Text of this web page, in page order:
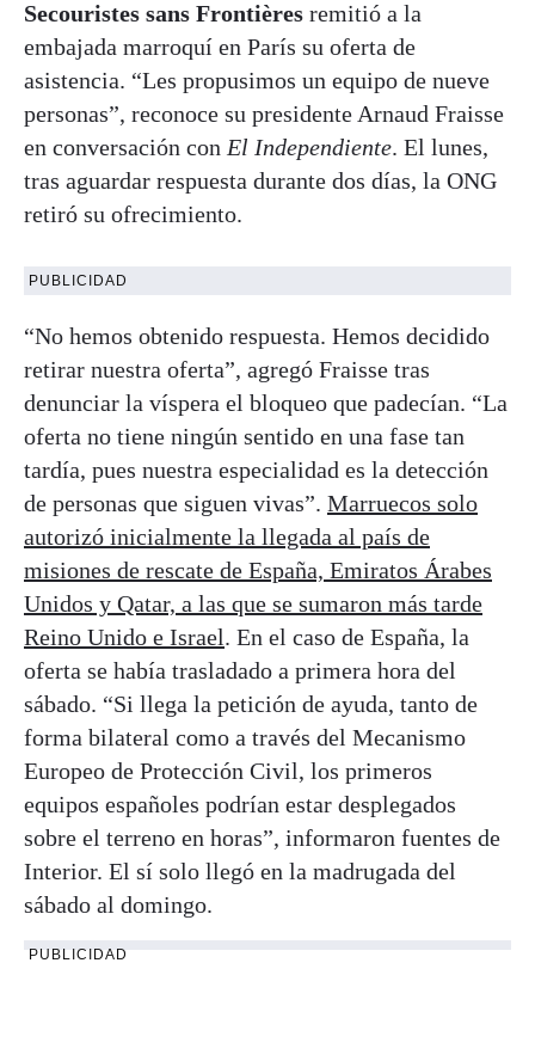
Secouristes sans Frontières remitió a la
embajada marroquí en París su oferta de
asistencia. “Les propusimos un equipo de nueve
personas”, reconoce su presidente Arnaud Fraisse
en conversación con El Independiente. El lunes,
tras aguardar respuesta durante dos días, la ONG
retiró su ofrecimiento.
PUBLICIDAD
“No hemos obtenido respuesta. Hemos decidido
retirar nuestra oferta”, agregó Fraisse tras
denunciar la víspera el bloqueo que padecían. “La
oferta no tiene ningún sentido en una fase tan
tardía, pues nuestra especialidad es la detección
de personas que siguen vivas”. Marruecos solo
autorizó inicialmente la llegada al país de
misiones de rescate de España, Emiratos Árabes
Unidos y Qatar, a las que se sumaron más tarde
Reino Unido e Israel. En el caso de España, la
oferta se había trasladado a primera hora del
sábado. “Si llega la petición de ayuda, tanto de
forma bilateral como a través del Mecanismo
Europeo de Protección Civil, los primeros
equipos españoles podrían estar desplegados
sobre el terreno en horas”, informaron fuentes de
Interior. El sí solo llegó en la madrugada del
sábado al domingo.
PUBLICIDAD